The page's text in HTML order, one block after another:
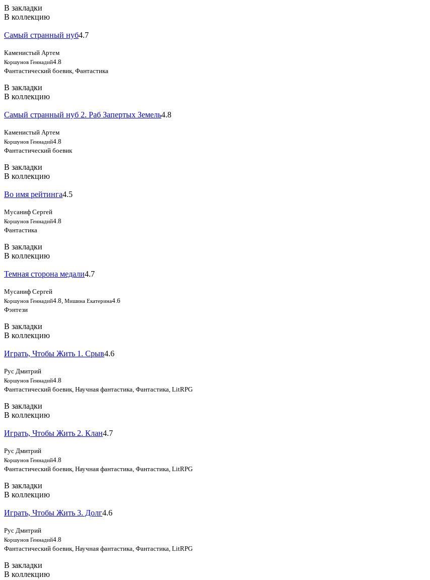
В закладки
В коллекцию
Самый странный нуб4.7
Каменистый Артем
Коршунов Геннадий4.8
Фантастический боевик, Фантастика
В закладки
В коллекцию
Самый странный нуб 2. Раб Запертых Земель4.8
Каменистый Артем
Коршунов Геннадий4.8
Фантастический боевик
В закладки
В коллекцию
Во имя рейтинга4.5
Мусаниф Сергей
Коршунов Геннадий4.8
Фантастика
В закладки
В коллекцию
Темная сторона медали4.7
Мусаниф Сергей
Коршунов Геннадий4.8 Мишина Екатерина4.6
Фэнтези
В закладки
В коллекцию
Играть, Чтобы Жить 1. Срыв4.6
Рус Дмитрий
Коршунов Геннадий4.8
Фантастический боевик, Научная фантастика, Фантастика, LitRPG
В закладки
В коллекцию
Играть, Чтобы Жить 2. Клан4.7
Рус Дмитрий
Коршунов Геннадий4.8
Фантастический боевик, Научная фантастика, Фантастика, LitRPG
В закладки
В коллекцию
Играть, Чтобы Жить 3. Долг4.6
Рус Дмитрий
Коршунов Геннадий4.8
Фантастический боевик, Научная фантастика, Фантастика, LitRPG
В закладки
В коллекцию